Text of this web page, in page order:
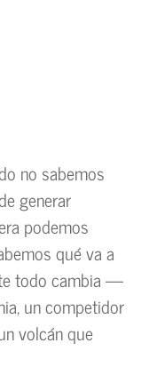
no sabemos
generar
podemos
qué va a
todo cambia —
un competidor
volcán que